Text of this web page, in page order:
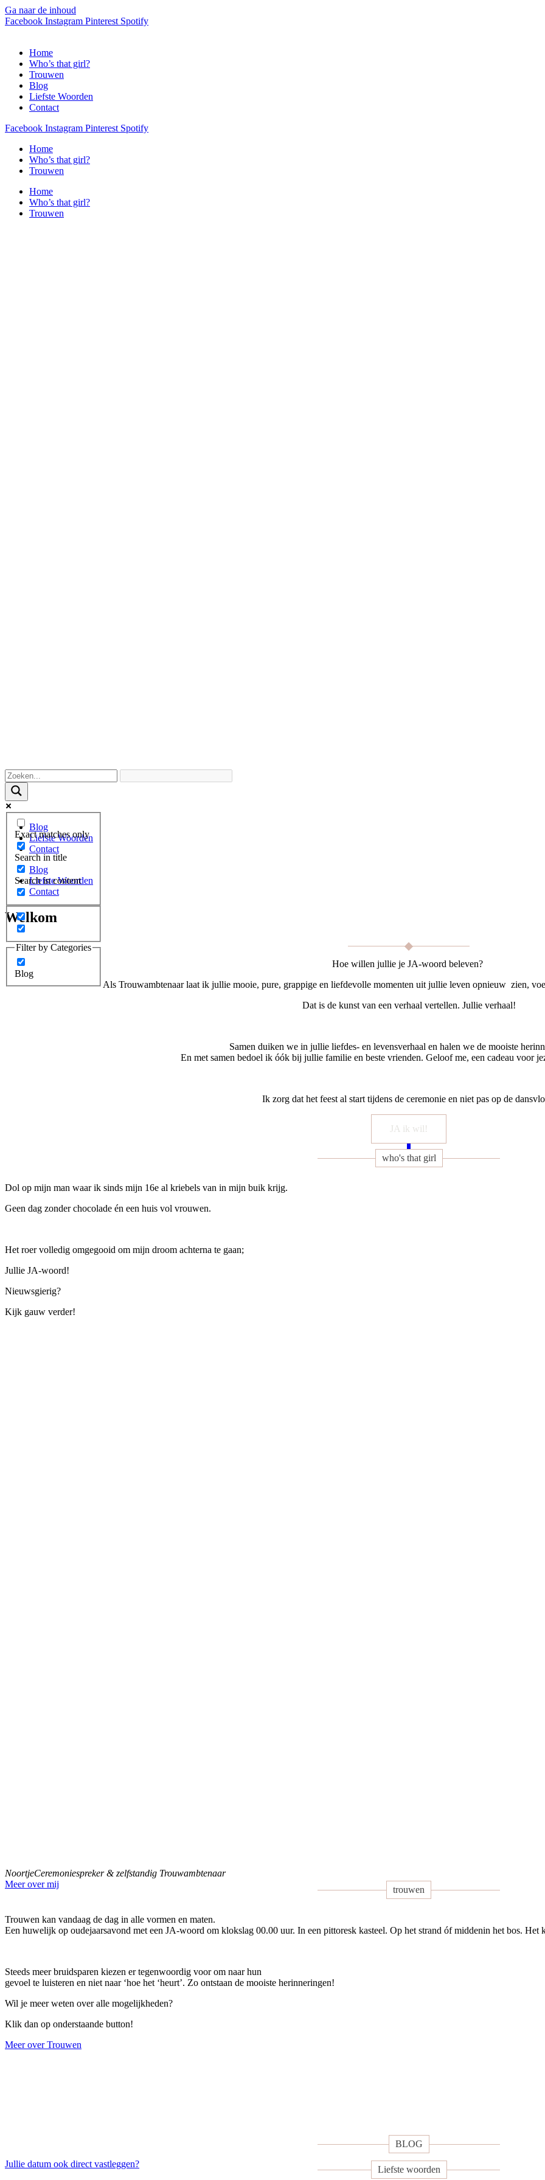
Ga naar de inhoud
Facebook Instagram Pinterest Spotify
Home
Who’s that girl?
Trouwen
Blog
Liefste Woorden
Contact
Facebook Instagram Pinterest Spotify
Home
Who’s that girl?
Trouwen
Home
Who’s that girl?
Trouwen
Exact matches only
Search in title
Search in content
Filter by Categories
Blog
Blog
Liefste Woorden
Contact
Blog
Liefste Woorden
Contact
Welkom
Hoe willen jullie je JA-woord beleven?
Als Trouwambtenaar laat ik jullie mooie, pure, grappige en liefdevolle momenten uit jullie leven opnieuw zien,
Dat is de kunst van een verhaal vertellen. Jullie verhaal!
Samen duiken we in jullie liefdes- en levensverhaal en halen we de mooiste
En met samen bedoel ik óók bij jullie familie en beste vrienden. Geloof me, een cadeau voor
Ik zorg dat het feest al start tijdens de ceremonie en niet pas op de
JA ik wil!
who's that girl
Dol op mijn man waar ik sinds mijn 16e al kriebels van in mijn buik krijg.
Geen dag zonder chocolade én een huis vol vrouwen.
Het roer volledig omgegooid om mijn droom achterna te gaan;
Jullie JA-woord!
Nieuwsgierig?
Kijk gauw verder!
NoortjeCeremoniespreker & zelfstandig Trouwambtenaar
Meer over mij
trouwen
Trouwen kan vandaag de dag in alle vormen en maten.
Een huwelijk op oudejaarsavond met een JA-woord om klokslag 00.00 uur. In een pittoresk kasteel. Op het strand óf middenin het bos. Het
Steeds meer bruidsparen kiezen er tegenwoordig voor om naar hun
gevoel te luisteren en niet naar ‘hoe het ‘heurt’. Zo ontstaan de mooiste herinneringen!
Wil je meer weten over alle mogelijkheden?
Klik dan op onderstaande button!
Meer over Trouwen
BLOG
Jullie datum ook direct vastleggen?
Liefste woorden